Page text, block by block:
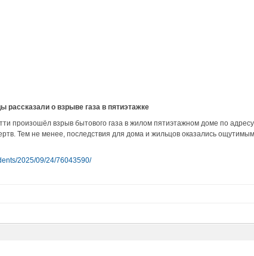
рассказали о взрыве газа в пятиэтажке
произошёл взрыв бытового газа в жилом пятиэтажном доме по
Тем не менее, последствия для дома и жильцов оказались
2025/09/24/76043590/